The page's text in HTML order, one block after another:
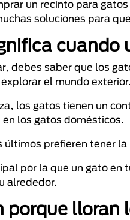
un recinto para
soluciones para
cuando
debes saber que los
el mundo exterior.
los gatos tienen un
los gatos domésticos.
últimos prefieren tener
por la que un gato
alrededor.
porque lloran